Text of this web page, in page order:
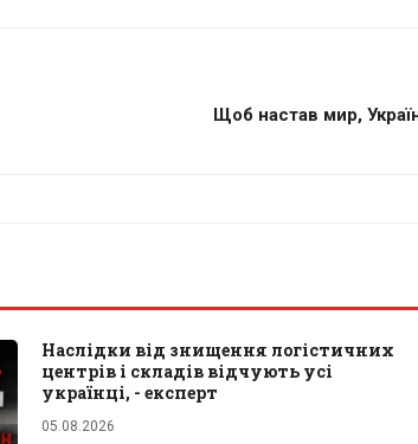
Щоб настав мир,
Наслідки від знищення логістичних
центрів і складів відчують усі
українці, - експерт
05.08.2026